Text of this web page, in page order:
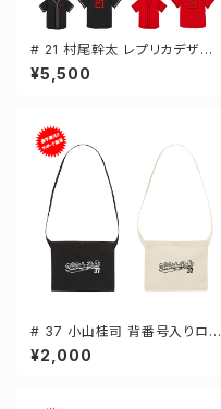
# 21 村尾幹太 レプリカデザイ
ン 3カラー 選手還元 ベースボ
ールシャツ S-XXLサイズ 5982
¥5,500
# 37 小山桂司 背番号入りロゴ
キャンバスサコッシュ 選手還元
2カラー 001461
¥2,000